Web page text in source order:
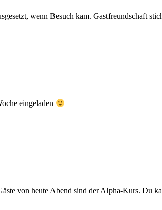
wenn Besuch kam. Gastfreundschaft
eingeladen
von heute Abend sind der Alpha-Kurs. Du